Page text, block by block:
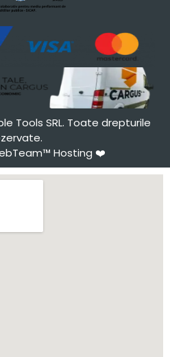
Tools SRL. Toate drepturile
Hosting ❤️